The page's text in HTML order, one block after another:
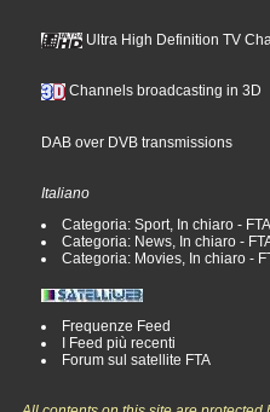
Ultra High Definition TV
Channels broadcasting in 3D
DAB over DVB transmissions
Italiano
Categoria: Sport, In chiaro - FTA
Categoria: News, In chiaro -
Categoria: Movies, In chiaro -
Frequenze Feed
I Feed più recenti
Forum sul satellite FTA